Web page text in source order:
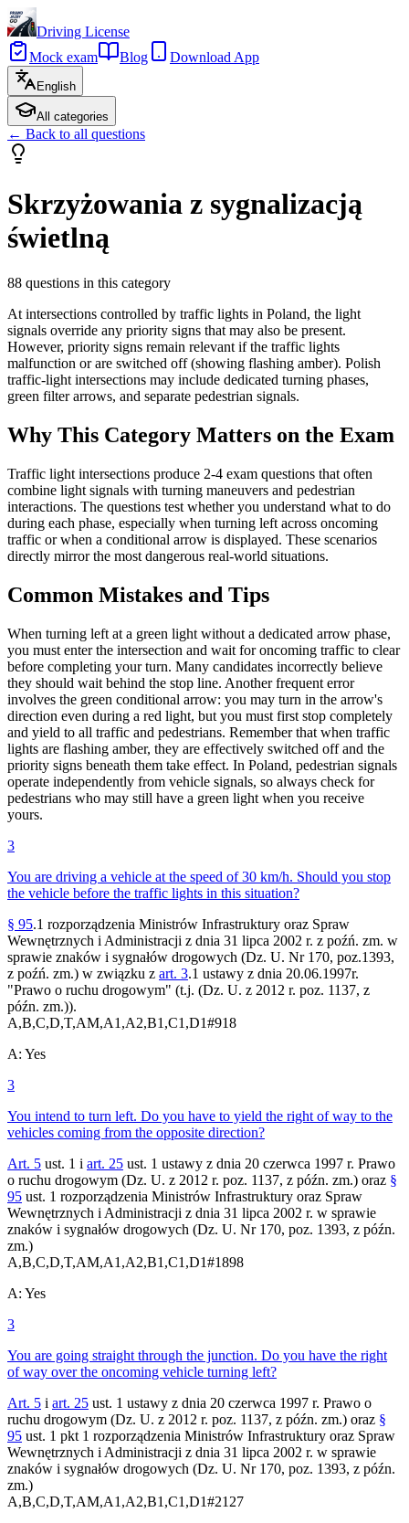
Driving License
Mock exam
Blog Download App
English
All categories
← Back to all questions
Skrzyżowania z sygnalizacją
świetlną
88 questions in this category
At intersections controlled by traffic lights in Poland, the light
signals override any priority signs that may also be present.
However, priority signs remain relevant if the traffic lights
malfunction or are switched off (showing flashing amber). Polish
traffic-light intersections may include dedicated turning phases,
green filter arrows, and separate pedestrian signals.
Why This Category Matters on the Exam
Traffic light intersections produce 2-4 exam questions that often
combine light signals with turning maneuvers and pedestrian
interactions. The questions test whether you understand what to do
during each phase, especially when turning left across oncoming
traffic or when a conditional arrow is displayed. These scenarios
directly mirror the most dangerous real-world situations.
Common Mistakes and Tips
When turning left at a green light without a dedicated arrow phase,
you must enter the intersection and wait for oncoming traffic to clear
before completing your turn. Many candidates incorrectly believe
they should wait behind the stop line. Another frequent error
involves the green conditional arrow: you may turn in the arrow's
direction even during a red light, but you must first stop completely
and yield to all traffic and pedestrians. Remember that when traffic
lights are flashing amber, they are effectively switched off and the
priority signs beneath them take effect. In Poland, pedestrian signals
operate independently from vehicle signals, so always check for
pedestrians who may still have a green light when you receive
yours.
3
You are driving a vehicle at the speed of 30 km/h. Should you stop
the vehicle before the traffic lights in this situation?
§ 95.1 rozporządzenia Ministrów Infrastruktury oraz Spraw
Wewnętrznych i Administracji z dnia 31 lipca 2002 r. z poźń. zm. w
sprawie znaków i sygnałów drogowych (Dz. U. Nr 170, poz.1393,
z poźń. zm.) w związku z art. 3.1 ustawy z dnia 20.06.1997r.
"Prawo o ruchu drogowym" (t.j. (Dz. U. z 2012 r. poz. 1137, z
późn. zm.)).
A,B,C,D,T,AM,A1,A2,B1,C1,D1#918
A: Yes
3
You intend to turn left. Do you have to yield the right of way to the
vehicles coming from the opposite direction?
Art. 5 ust. 1 i art. 25 ust. 1 ustawy z dnia 20 czerwca 1997 r. Prawo
o ruchu drogowym (Dz. U. z 2012 r. poz. 1137, z późn. zm.) oraz §
95 ust. 1 rozporządzenia Ministrów Infrastruktury oraz Spraw
Wewnętrznych i Administracji z dnia 31 lipca 2002 r. w sprawie
znaków i sygnałów drogowych (Dz. U. Nr 170, poz. 1393, z późn.
zm.)
A,B,C,D,T,AM,A1,A2,B1,C1,D1#1898
A: Yes
3
You are going straight through the junction. Do you have the right
of way over the oncoming vehicle turning left?
Art. 5 i art. 25 ust. 1 ustawy z dnia 20 czerwca 1997 r. Prawo o
ruchu drogowym (Dz. U. z 2012 r. poz. 1137, z późn. zm.) oraz §
95 ust. 1 pkt 1 rozporządzenia Ministrów Infrastruktury oraz Spraw
Wewnętrznych i Administracji z dnia 31 lipca 2002 r. w sprawie
znaków i sygnałów drogowych (Dz. U. Nr 170, poz. 1393, z późn.
zm.)
A,B,C,D,T,AM,A1,A2,B1,C1,D1#2127